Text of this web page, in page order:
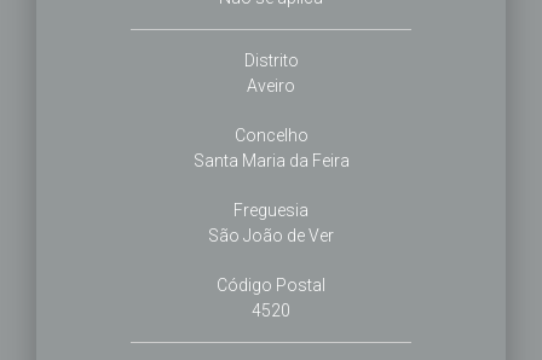
Distrito
Aveiro
Concelho
Santa Maria da Feira
Freguesia
São João de Ver
Código Postal
4520